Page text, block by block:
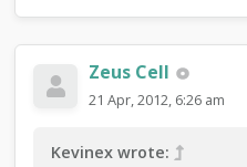
Zeus Cell
21 Apr, 2012, 6:26 am
Kevinex wrote: